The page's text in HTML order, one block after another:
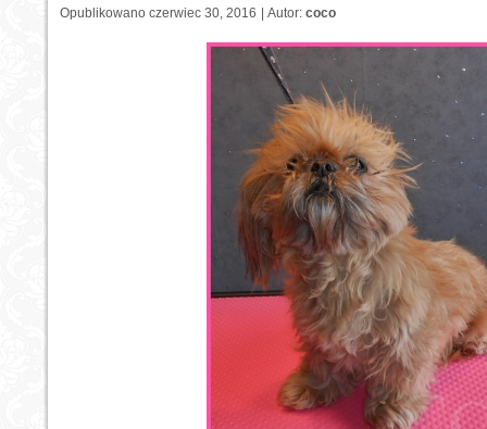
Opublikowano czerwiec 30, 2016 Autor: coco